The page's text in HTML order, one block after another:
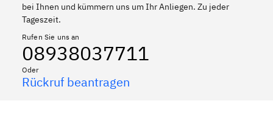
bei Ihnen und kümmern uns um Ihr Anliegen. Zu jeder
Tageszeit.
Rufen Sie uns an
08938037711
Oder
Rückruf beantragen